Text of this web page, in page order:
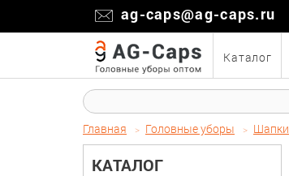
ag-caps@ag-caps.ru
Каталог
Главная Головные уборы Шапки
КАТАЛОГ